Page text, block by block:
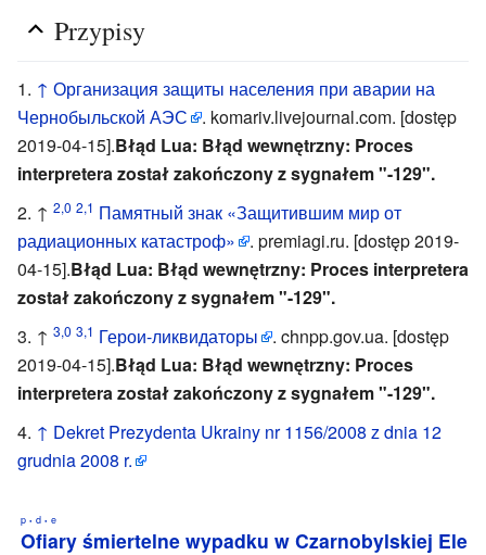
Przypisy
↑ Организация защиты населения при аварии на
Чернобыльской АЭС
. komariv.livejournal.com. [dostęp
2019-04-15].Błąd Lua: Błąd wewnętrzny: Proces
interpretera został zakończony z sygnałem "-129".
↑ 2,0 2,1 Памятный знак «Защитившим мир от
радиационных катастроф»
. premiagi.ru. [dostęp 2019-
04-15].Błąd Lua: Błąd wewnętrzny: Proces interpretera
został zakończony z sygnałem "-129".
↑ 3,0 3,1 Герои-ликвидаторы
. chnpp.gov.ua. [dostęp
2019-04-15].Błąd Lua: Błąd wewnętrzny: Proces
interpretera został zakończony z sygnałem "-129".
↑ Dekret Prezydenta Ukrainy nr 1156/2008 z dnia 12
grudnia 2008 r.
p • d • e
Ofiary śmiertelne wypadku w Czarnobylskiej